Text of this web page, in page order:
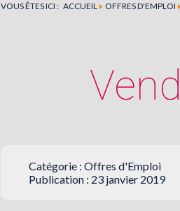
VOUS ÊTES ICI : ACCUEIL OFFRES D'EMPLOI
Catégorie : Offres d'Emploi
Publication : 23 janvier 2019